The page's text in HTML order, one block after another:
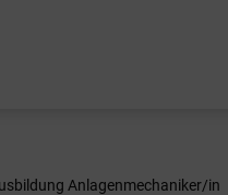
Anlagenmechaniker/in